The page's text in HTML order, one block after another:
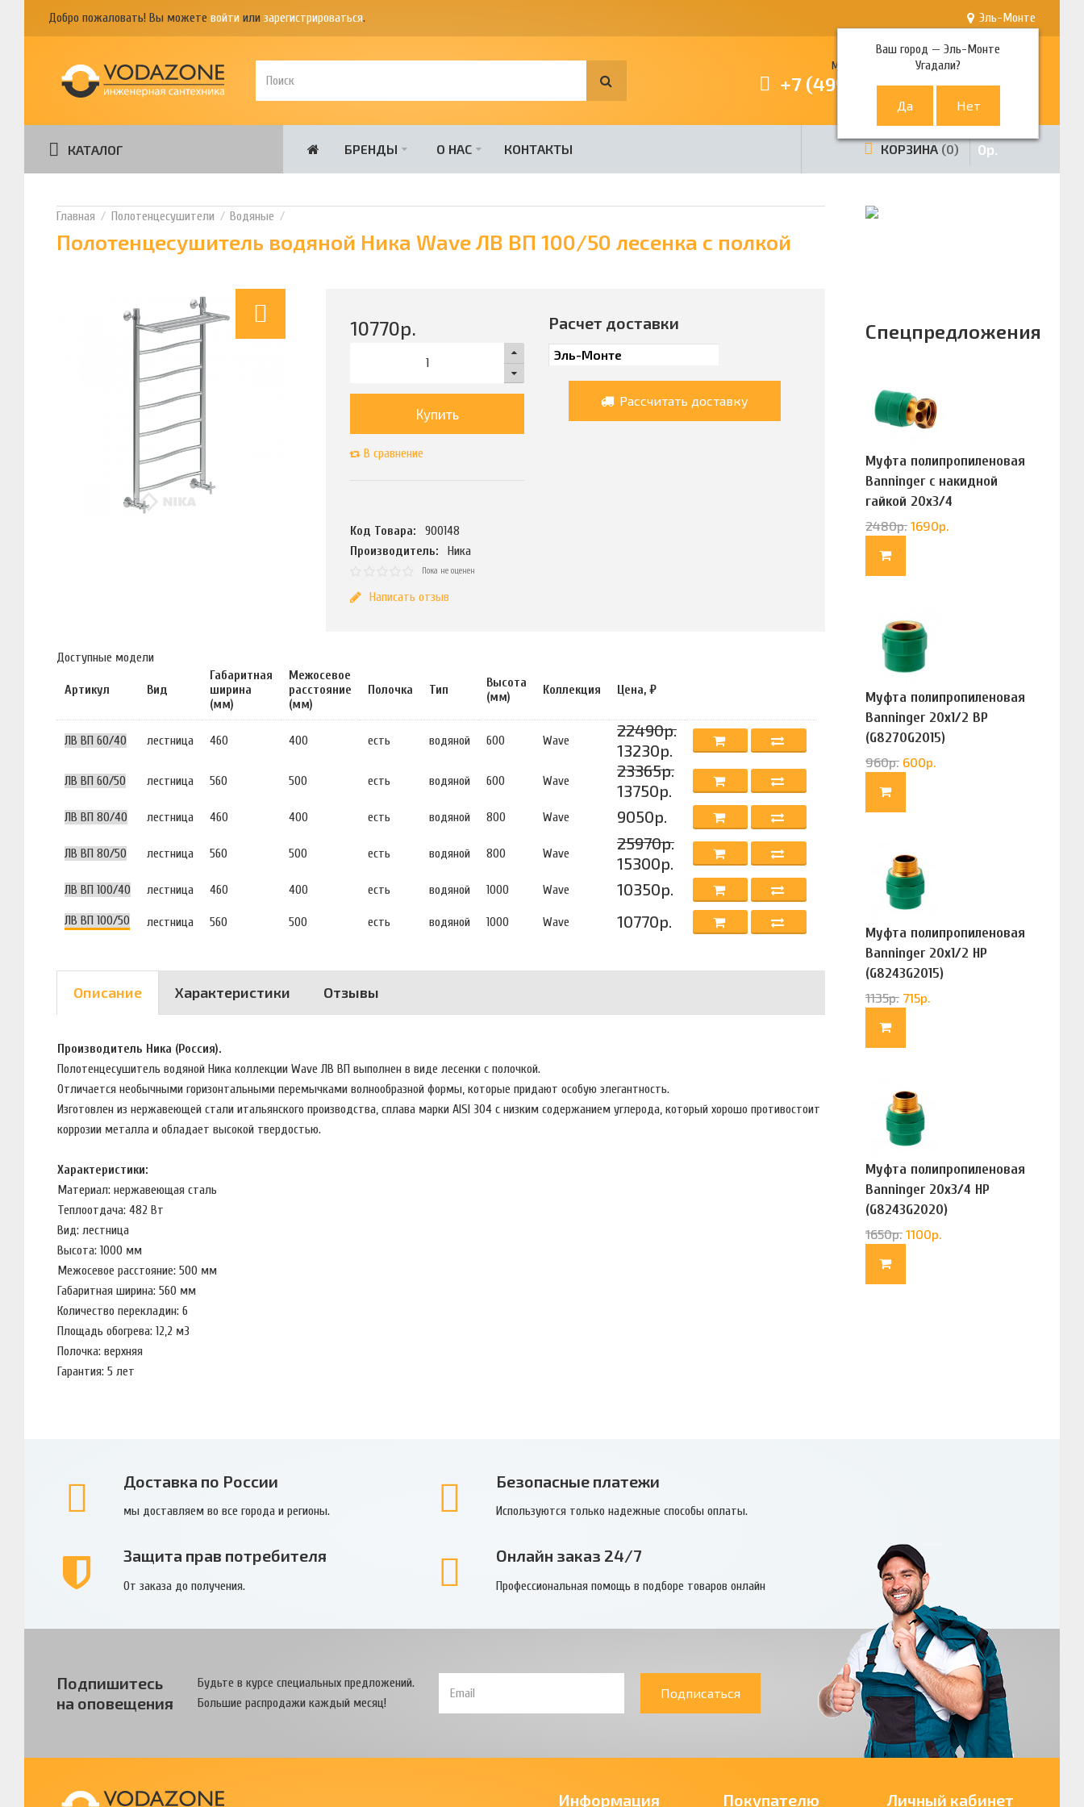
Добро пожаловать! Вы можете войти или зарегистрироваться. Эль-Монте
Ваш город —Эль-Монте
Угадали?
Многоканальный телефон
+7 (499) 380-80-80
КАТАЛОГ БРЕНДЫ О НАС КОНТАКТЫ КОРЗИНА 0 0р.
Полотенцесушители Водяные
Полотенцесушитель водяной Ника Wave ЛВ ВП 100/50 лесенка с полкой
10770р.
Купить
В сравнение
Код Товара:
900148
Производитель:
Ника
Пока не оценен
Написать отзыв
Расчет доставки
Рассчитать доставку
Доступные модели
Артикул Вид
Габаритная
ширина
(мм)
Межосевое
расстояние
(мм)
Полочка Тип
Высота
(мм)
Коллекция Цена, ₽
ЛВ ВП 60/40 лестница 460 400 есть водяной 600 Wave
22490р.
13230р.
ЛВ ВП 60/50 лестница 560 500 есть водяной 600 Wave
23365р.
13750р.
ЛВ ВП 80/40 лестница 460 400 есть водяной 800 Wave 9050р.
ЛВ ВП 80/50 лестница 560 500 есть водяной 800 Wave
25970р.
15300р.
ЛВ ВП 100/40 лестница 460 400 есть водяной 1000 Wave 10350р.
ЛВ ВП 100/50 лестница 560 500 есть водяной 1000 Wave 10770р.
Описание Характеристики Отзывы
Производитель Ника (Россия).
Полотенцесушитель водяной Ника коллекции Wave ЛВ ВП выполнен в виде лесенки с полочкой.
Отличается необычными горизонтальными перемычками волнообразной формы, которые придают особую элегантность.
Изготовлен из нержавеющей стали итальянского производства, сплава марки AISI 304 с низким содержанием углерода, который хорошо противостоит
коррозии металла и обладает высокой твердостью.
Характеристики:
Материал: нержавеющая сталь
Теплоотдача: 482 Вт
Вид: лестница
Высота: 1000 мм
Межосевое расстояние: 500 мм
Габаритная ширина: 560 мм
Количество перекладин: 6
Площадь обогрева: 12,2 м3
Полочка: верхняя
Гарантия: 5 лет
Спецпредложения
Муфта полипропиленовая
Banninger с накидной
гайкой 20х3/4
(G83322020)
2480р. 1690р.
Муфта полипропиленовая
Banninger 20х1/2 ВР
(G8270G2015)
960р. 600р.
Муфта полипропиленовая
Banninger 20х1/2 НР
(G8243G2015)
1135р. 715р.
Муфта полипропиленовая
Banninger 20х3/4 НР
(G8243G2020)
1650р. 1100р.
Доставка по России
мы доставляем во все города и регионы.
Безопасные платежи
Используются только надежные способы оплаты.
Защита прав потребителя
От заказа до получения.
Онлайн заказ 24/7
Профессиональная помощь в подборе товаров онлайн
Подпишитесь
на оповещения
Будьте в курсе специальных предложений.
Большие распродажи каждый месяц!
Подписаться
Информация Покупателю Личный кабинет